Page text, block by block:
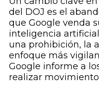
del DOJ es el
que Google venda
inteligencia
una prohibición, la
enfoque más
Google informe a
realizar